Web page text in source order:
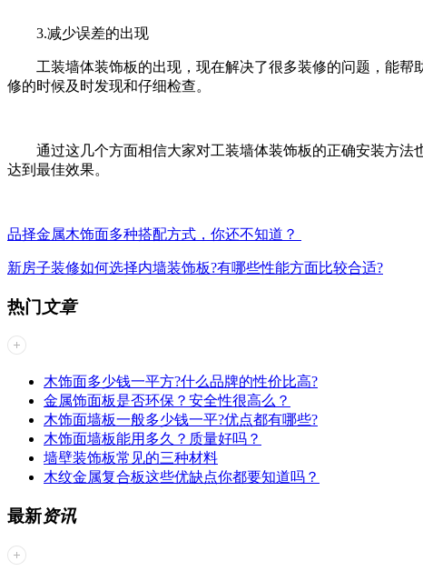
3.减少误差的出现
工装墙体装饰板的出现，现在解决了很多装修的问题，能帮
修的时候及时发现和仔细检查。
通过这几个方面相信大家对工装墙体装饰板的正确安装方法
达到最佳效果。
品择金属木饰面多种搭配方式，你还不知道？
新房子装修如何选择内墙装饰板?有哪些性能方面比较合适?
热门文章
木饰面多少钱一平方?什么品牌的性价比高?
金属饰面板是否环保？安全性很高么？
木饰面墙板一般多少钱一平?优点都有哪些?
木饰面墙板能用多久？质量好吗？
墙壁装饰板常见的三种材料
木纹金属复合板这些优缺点你都要知道吗？
最新资讯